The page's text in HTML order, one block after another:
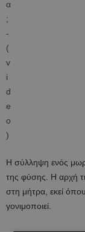
Η σύλληψη ενός
της φύσης. Η αρχή
στη μήτρα, εκεί
γονιμοποιεί.